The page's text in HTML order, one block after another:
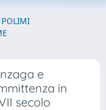
e
in
secolo